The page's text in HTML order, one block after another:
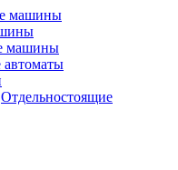
машины
машины
Отдельностоящие